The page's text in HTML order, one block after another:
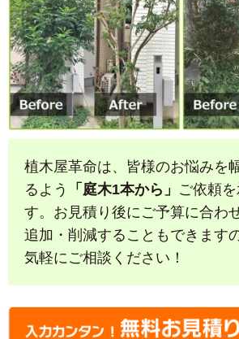
植木屋革命は、皆様のお悩みを
るよう
「庭木1本から」 ご依頼
す。お見積り後にご予算に合わ
追加・削減することもできます
気軽にご相談ください！